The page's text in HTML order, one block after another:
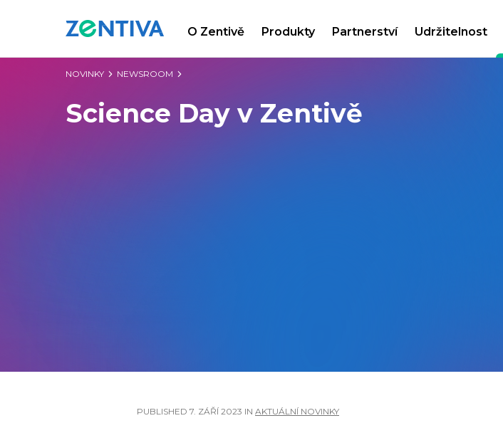
O Zentivě Produkty Partnerství Udržitelnost
NOVINKY NEWSROOM
Science Day v Zentivě
PUBLISHED 7. ZÁŘÍ 2023 IN AKTUÁLNÍ NOVINKY